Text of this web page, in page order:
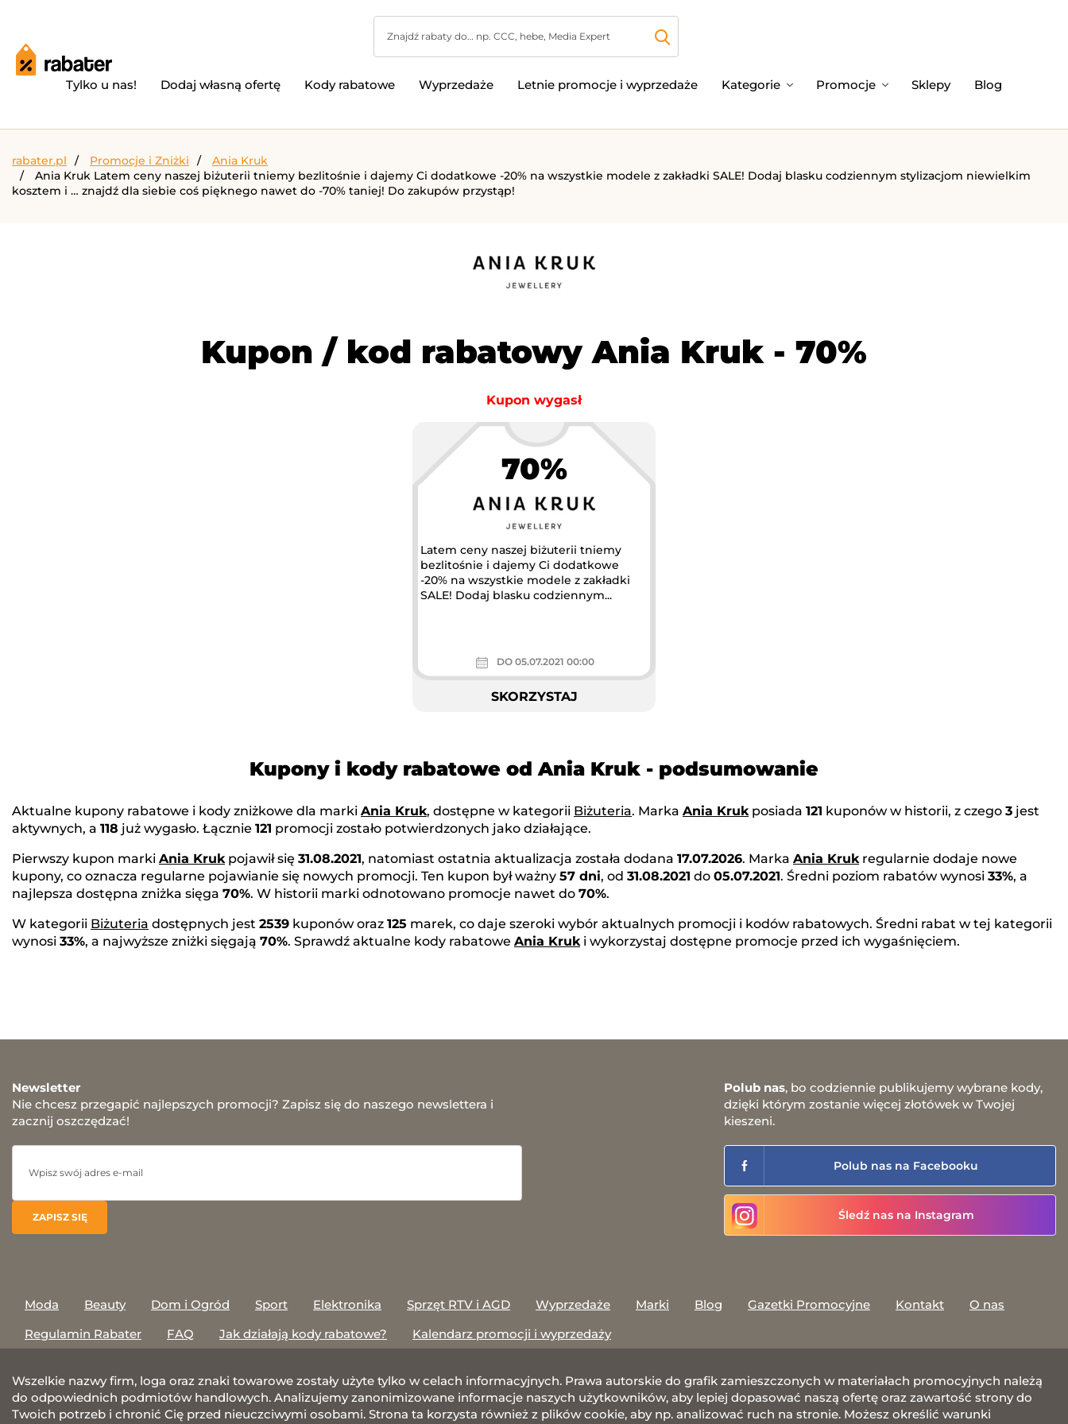
Tylko u nas! Dodaj własną ofertę Kody rabatowe Wyprzedaże Letnie promocje i wyprzedaże Kategorie Promocje Sklepy Blog
rabater.pl Promocje i Zniżki
Ania Kruk
Ania Kruk Latem ceny naszej biżuterii tniemy bezlitośnie i dajemy Ci dodatkowe -20% na wszystkie modele z zakładki SALE! Dodaj blasku codziennym stylizacjom niewielkim
kosztem i … znajdź dla siebie coś pięknego nawet do -70% taniej! Do zakupów przystąp!
Kupon / kod rabatowy Ania Kruk - 70%
Kupon wygasł
70%
Latem ceny naszej biżuterii tniemy
bezlitośnie i dajemy Ci dodatkowe
-20% na wszystkie modele z zakładki
SALE! Dodaj blasku codziennym...
DO 05.07.2021 00:00
SKORZYSTAJ
Kupony i kody rabatowe od Ania Kruk - podsumowanie
Aktualne kupony rabatowe i kody zniżkowe dla marki Ania Kruk, dostępne w kategorii Biżuteria. Marka Ania Kruk posiada 121 kuponów w historii, z czego 3 jest
aktywnych, a 118 już wygasło. Łącznie 121 promocji zostało potwierdzonych jako działające.
Pierwszy kupon marki Ania Kruk pojawił się 31.08.2021, natomiast ostatnia aktualizacja została dodana 17.07.2026. Marka Ania Kruk regularnie dodaje nowe
kupony, co oznacza regularne pojawianie się nowych promocji. Ten kupon był ważny 57 dni, od 31.08.2021 do 05.07.2021. Średni poziom rabatów wynosi 33%, a
najlepsza dostępna zniżka sięga 70%. W historii marki odnotowano promocje nawet do 70%.
W kategorii Biżuteria dostępnych jest 2539 kuponów oraz 125 marek, co daje szeroki wybór aktualnych promocji i kodów rabatowych. Średni rabat w tej kategorii
wynosi 33%, a najwyższe zniżki sięgają 70%. Sprawdź aktualne kody rabatowe Ania Kruk i wykorzystaj dostępne promocje przed ich wygaśnięciem.
Newsletter
Nie chcesz przegapić najlepszych promocji? Zapisz się do naszego newslettera i
zacznij oszczędzać!
Polub nas, bo codziennie publikujemy wybrane kody,
dzięki którym zostanie więcej złotówek w Twojej
kieszeni.
Polub nas na Facebooku
Śledź nas na Instagram
Moda Beauty Dom i Ogród Sport Elektronika Sprzęt RTV i AGD Wyprzedaże Marki Blog Gazetki Promocyjne Kontakt
O nas
Regulamin Rabater
FAQ Jak działają kody rabatowe? Kalendarz promocji i wyprzedaży
Wszelkie nazwy firm, loga oraz znaki towarowe zostały użyte tylko w celach informacyjnych. Prawa autorskie do grafik zamieszczonych w materiałach promocyjnych należą
do odpowiednich podmiotów handlowych. Analizujemy zanonimizowane informacje naszych użytkowników, aby lepiej dopasować naszą ofertę oraz zawartość strony do
Twoich potrzeb i chronić Cię przed nieuczciwymi osobami. Strona ta korzysta również z plików cookie, aby np. analizować ruch na stronie. Możesz określić warunki